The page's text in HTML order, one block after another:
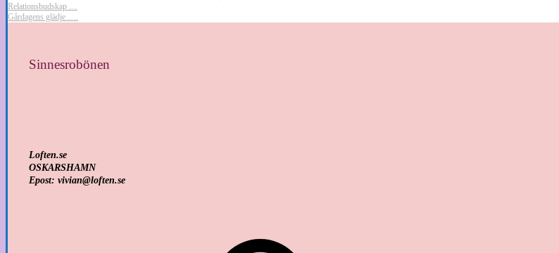
Relationsbudskap …
Gårdagens glädje ….
Sinnesrobönen
Loften.se
OSKARSHAMN
Epost: vivian@loften.se